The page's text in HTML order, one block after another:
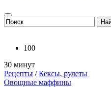
100
30 минут
Рецепты /Кексы, рулеты
Овощные маффины